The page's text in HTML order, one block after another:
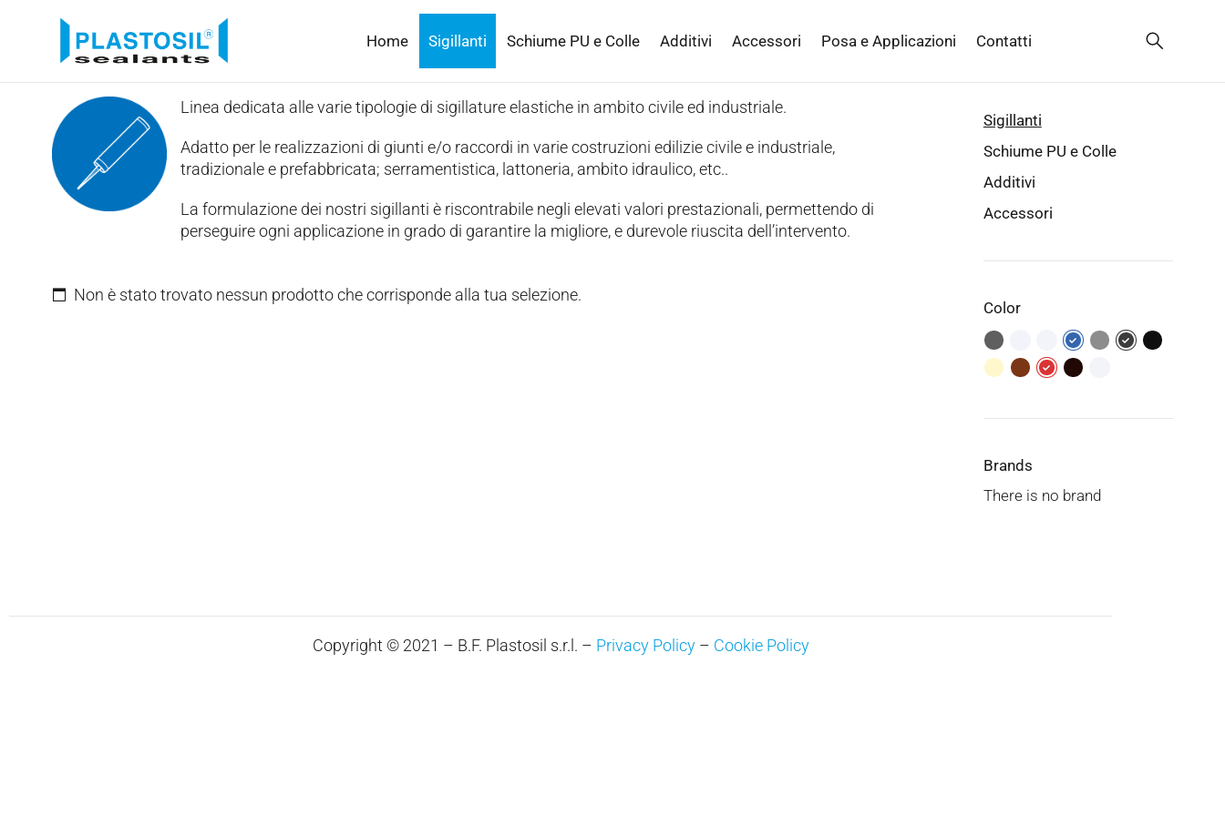
Home Sigillanti Schiume PU e Colle Additivi Accessori Posa e Applicazioni Contatti
Linea dedicata alle varie tipologie di sigillature elastiche in ambito civile ed industriale.
Adatto per le realizzazioni di giunti e/o raccordi in varie costruzioni edilizie civile e industriale,
tradizionale e prefabbricata; serramentistica, lattoneria, ambito idraulico, etc..
La formulazione dei nostri sigillanti è riscontrabile negli elevati valori prestazionali, permettendo di
perseguire ogni applicazione in grado di garantire la migliore, e durevole riuscita dell’intervento.
Non è stato trovato nessun prodotto che corrisponde alla tua selezione.
Sigillanti
Schiume PU e Colle
Additivi
Accessori
Color
Brands
There is no brand
Copyright © 2021 – B.F. Plastosil s.r.l. – Privacy Policy– Cookie Policy